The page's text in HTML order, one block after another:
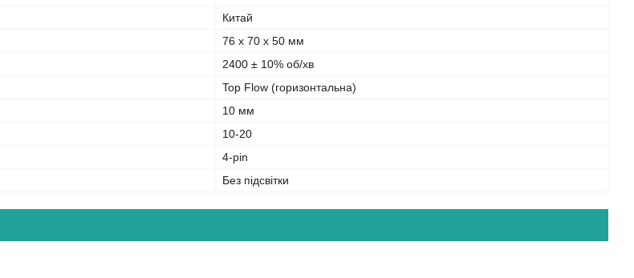
Китай
76 х 70 х 50 мм
2400 ± 10% об/хв
Top Flow (горизонтальна)
10 мм
10-20
4-pin
Без підсвітки